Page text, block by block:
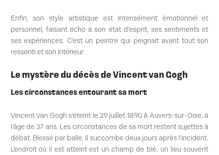
Enfin, son style artistique est intensément émotionnel et
personnel, faisant écho à son état d’esprit, ses sentiments et
ses expériences. C’est un peintre qui peignait avant tout son
ressenti et son intérieur.
Le mystère du décès de Vincent van Gogh
Les circonstances entourant sa mort
Vincent Van Gogh s’éteint le 29 juillet 1890 à Auvers-sur-Oise, à
l’âge de 37 ans. Les circonstances de sa mort restent sujettes à
débat. Blessé par balle, il succombe deux jours après l’incident.
L’endroit où il est atteint est un champ de blé, un lieu souvent